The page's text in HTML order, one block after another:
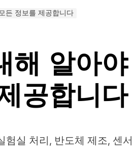
든 정보를 제공합니다
해 알아야
공합니다
험실 처리, 반도체 제조, 센서